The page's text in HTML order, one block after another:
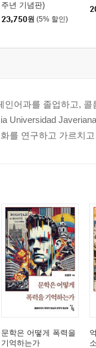
주년 기념판)
23,750원 (5% 할인)
어과를 졸업하고, 콜
Universidad
를 연구하고 가르치
문학은 어떻게 폭력을
기억하는가